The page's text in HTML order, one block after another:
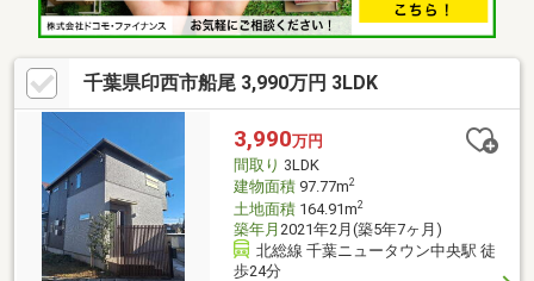
千葉県印西市船尾 3,990万円 3LDK
3,990万円
間取り 3LDK
建物面積97.77m2
土地面積164.91m2
築年月 2021年2月(築5年7ヶ月)
北総線 千葉ニュータウン中央駅 徒
歩24分